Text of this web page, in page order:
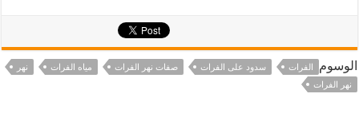
الوسوم الفرات سدود على الفرات صفات نهر الفرات مياه الفرات
نهر
نهر الفرات